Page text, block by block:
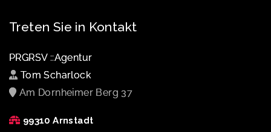
Treten Sie in Kontakt
PRGRSV ::Agentur
Tom Scharlock
Am Dornheimer Berg 37
99310 Arnstadt